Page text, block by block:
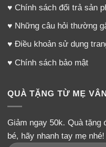
♥ Chính sách đổi trả sản
♥ Những câu hỏi thường
♥ Điều khoản sử dụng
♥ Chính sách bảo mật
QUÀ TẶNG TỪ MẸ VÂN
Giảm ngay 50k. Quà tặng
bé, hãy nhanh tay mẹ nhé!